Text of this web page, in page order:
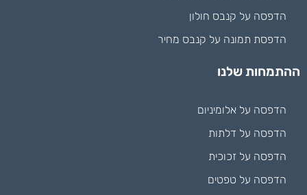
הדפסה על קנבס חולון
הדפסת תמונה על קנבס מחיר
ההתמחות שלנו
הדפסה על אלומיניום
הדפסה על דלתות
הדפסה על זכוכית
הדפסה על טפטים